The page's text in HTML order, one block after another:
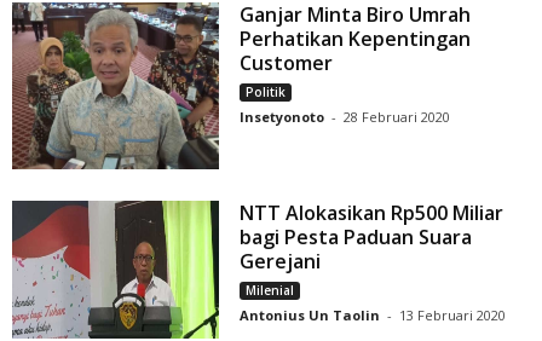
Ganjar Minta Biro Umrah
Perhatikan Kepentingan
Customer
Politik
Insetyonoto - 28 Februari 2020
NTT Alokasikan Rp500 Miliar
bagi Pesta Paduan Suara
Gerejani
Milenial
Antonius Un Taolin - 13 Februari 2020